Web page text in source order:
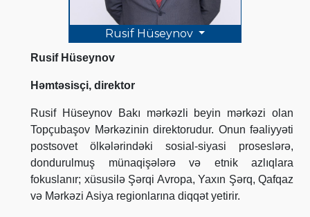
Rusif Hüseynov
Rusif Hüseynov
Həmtəsisçi, direktor
Rusif Hüseynov Bakı mərkəzli beyin mərkəzi olan
Topçubaşov Mərkəzinin direktorudur. Onun fəaliyyəti
postsovet ölkələrindəki sosial-siyasi proseslərə,
dondurulmuş münaqişələrə və etnik azlıqlara
fokuslanır; xüsusilə Şərqi Avropa, Yaxın Şərq, Qafqaz
və Mərkəzi Asiya regionlarına diqqət yetirir.